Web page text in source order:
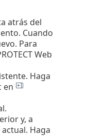
atrás del
Cuando
Para
Web
Haga
en
y, a
Haga